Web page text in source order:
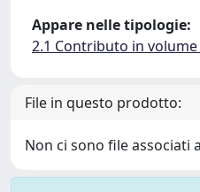
Appare nelle tipologie:
2.1 Contributo in
File in questo prodotto:
Non ci sono file associati